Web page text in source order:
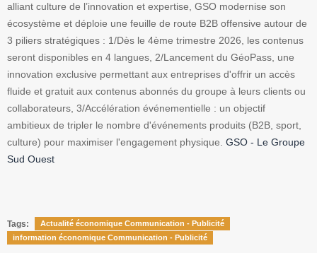
alliant culture de l’innovation et expertise, GSO modernise son
écosystème et déploie une feuille de route B2B offensive autour de
3 piliers stratégiques : 1/Dès le 4ème trimestre 2026, les contenus
seront disponibles en 4 langues, 2/Lancement du GéoPass, une
innovation exclusive permettant aux entreprises d'offrir un accès
fluide et gratuit aux contenus abonnés du groupe à leurs clients ou
collaborateurs, 3/Accélération événementielle : un objectif
ambitieux de tripler le nombre d'événements produits (B2B, sport,
culture) pour maximiser l'engagement physique. GSO - Le Groupe
Sud Ouest
Tags:
Actualité économique Communication - Publicité
information économique Communication - Publicité